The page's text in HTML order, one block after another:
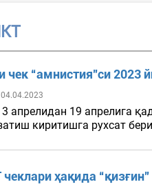
чек “амнистия”си 2023
апрелидан 19 апрелига
киритишга рухсат
ҳақида